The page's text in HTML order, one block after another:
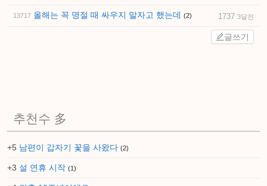
13717 올해는 꼭 명절 때 싸우지 말자고 했는데 (2) 1737 3달전
글쓰기
추천수 多
+5 남편이 갑자기 꽃을 사왔다 (2)
+3 설 연휴 시작 (1)